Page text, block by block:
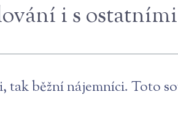
i s
běžní nájemníci. Toto